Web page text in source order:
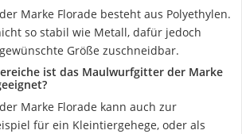
Marke Florade besteht aus Polyethylen.
so stabil wie Metall, dafür jedoch
Größe zuschneidbar.
ist das Maulwurfgitter der Marke
Marke Florade kann auch zur
für ein Kleintiergehege, oder als